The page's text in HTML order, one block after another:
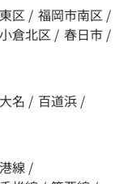
区 / 福岡市南区 /
倉北区 / 春日市 /
大名 / 百道浜 /
線 /